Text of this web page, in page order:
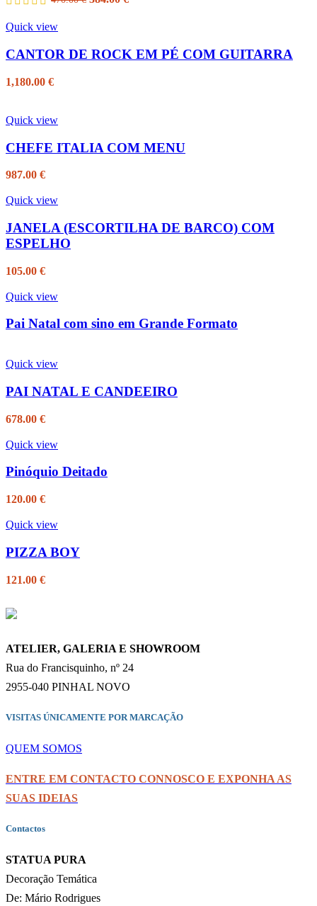
470.00 €.384.00 €.
Quick view
CANTOR DE ROCK EM PÉ COM GUITARRA
1,180.00 €
Quick view
CHEFE ITALIA COM MENU
987.00 €
Quick view
JANELA (ESCORTILHA DE BARCO) COM
ESPELHO
105.00 €
Quick view
Pai Natal com sino em Grande Formato
Quick view
PAI NATAL E CANDEEIRO
678.00 €
Quick view
Pinóquio Deitado
120.00 €
Quick view
PIZZA BOY
121.00 €
ATELIER, GALERIA E SHOWROOM
Rua do Francisquinho, nº 24
2955-040 PINHAL NOVO
VISITAS ÚNICAMENTE POR MARCAÇÃO
QUEM SOMOS
ENTRE EM CONTACTO CONNOSCO E EXPONHA AS
SUAS IDEIAS
Contactos
STATUA PURA
Decoração Temática
De: Mário Rodrigues